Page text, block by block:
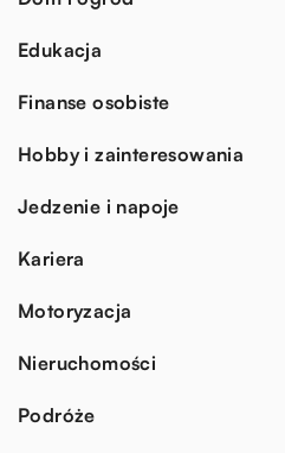
Edukacja
Finanse osobiste
Hobby i zainteresowania
Jedzenie i napoje
Kariera
Motoryzacja
Nieruchomości
Podróże